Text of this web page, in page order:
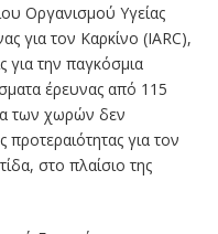
Οργανισμού Υγείας
για τον Καρκίνο (IARC),
για την παγκόσμια
έρευνας από 115
των χωρών δεν
προτεραιότητας για τον
στο πλαίσιο της